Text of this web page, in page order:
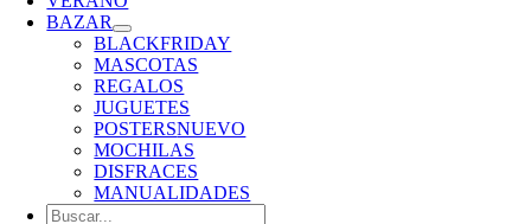
BAZAR
BLACKFRIDAY
MASCOTAS
REGALOS
JUGUETES
POSTERSNUEVO
MOCHILAS
DISFRACES
MANUALIDADES
Buscar: